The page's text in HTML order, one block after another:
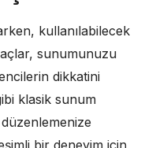
kullanılabilecek
sunumunuzu
dikkatini
klasik sunum
bir deneyim için